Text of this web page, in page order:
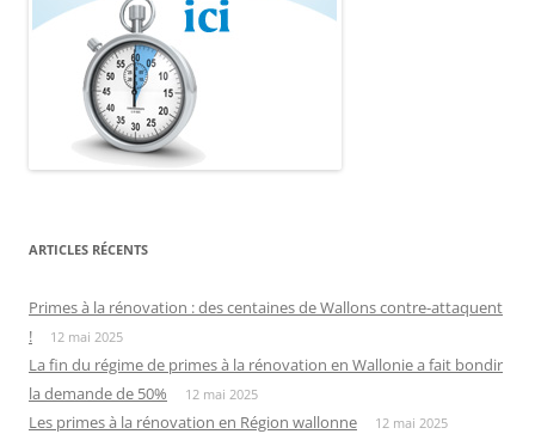
ARTICLES RÉCENTS
Primes à la rénovation : des centaines de Wallons contre-attaquent
!
12 mai 2025
La fin du régime de primes à la rénovation en Wallonie a fait bondir
la demande de 50%
12 mai 2025
Les primes à la rénovation en Région wallonne 12 mai 2025